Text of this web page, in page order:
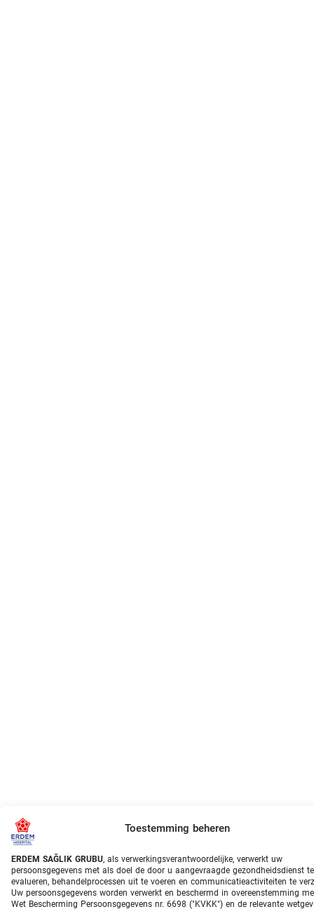
Toestemming beheren
ERDEM SAĞLIK GRUBU, als verwerkingsverantwoordelijke, verwerkt uw
persoonsgegevens met als doel de door u aangevraagde gezondheidsdienst te
evalueren, behandelprocessen uit te voeren en communicatieactiviteiten te
Uw persoonsgegevens worden verwerkt en beschermd in overeenstemming
Wet Bescherming Persoonsgegevens nr. 6698 ("KVKK") en de relevante